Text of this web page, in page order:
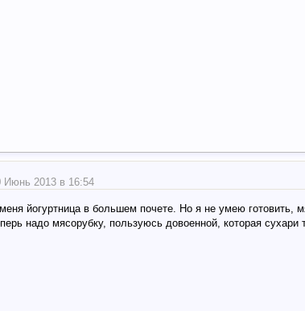
Июнь 2013 в 16:54
йогуртница в большем почете. Но я не умею готовить,
надо мясорубку, пользуюсь довоенной, которая сухари